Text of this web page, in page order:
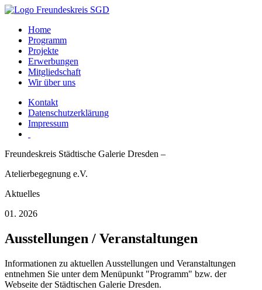
Home
Programm
Projekte
Erwerbungen
Mitgliedschaft
Wir über uns
Kontakt
Datenschutzerklärung
Impressum
Freundeskreis Städtische Galerie Dresden –
Atelierbegegnung e.V.
Aktuelles
01. 2026
Ausstellungen / Veranstaltungen
Informationen zu aktuellen Ausstellungen und Veranstaltungen
entnehmen Sie unter dem Menüpunkt "Programm" bzw. der
Webseite der Städtischen Galerie Dresden.